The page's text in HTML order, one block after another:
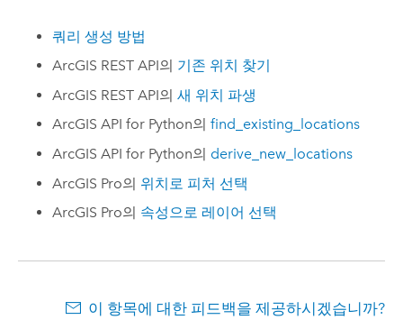
쿼리 생성 방법
ArcGIS REST API의 기존 위치 찾기
ArcGIS REST API의새 위치 파생
ArcGIS API for Python의find_existing_locations
ArcGIS API for Python의 derive_new_locations
ArcGIS Pro의 위치로 피처 선택
ArcGIS Pro의 속성으로 레이어 선택
이 항목에 대한 피드백을 제공하시겠습니까?